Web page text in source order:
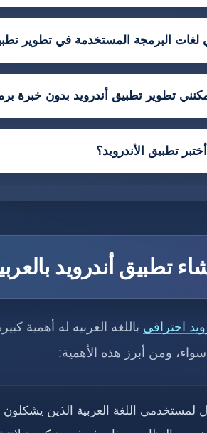
لغات البرمجة المستخدمة في تطوير
تطوير تطبيق أندرويد بدون خبرة
تطبيق الأندرويد؟
تطبيق أندرويد
احترافي باللغه العربيه له أهمية
ومن أبرز هذه الأهمية:
لمستخدمي اللغة العربية الذين